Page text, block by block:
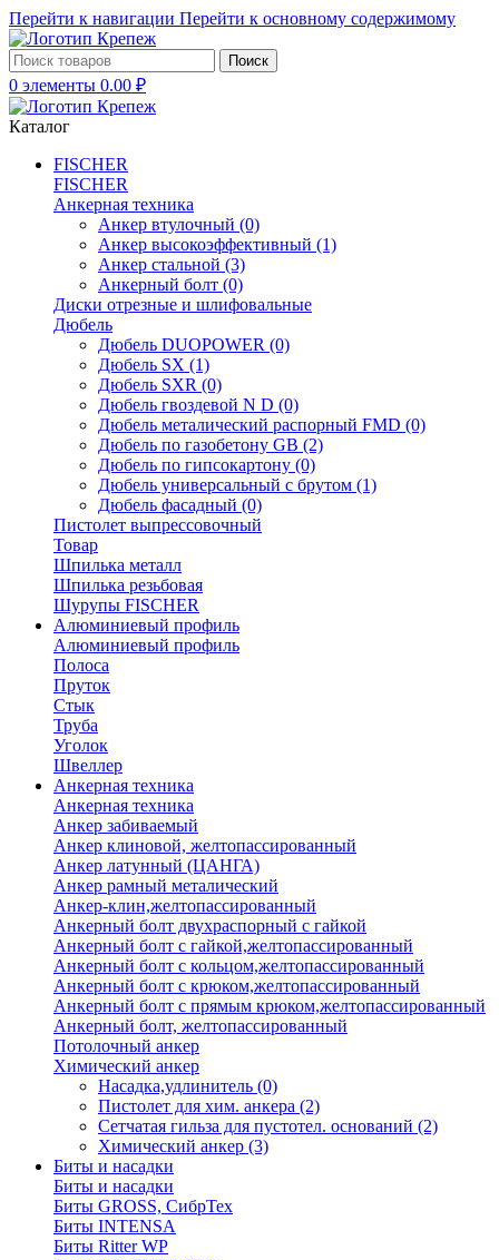
Перейти к навигации Перейти к основному содержимому
Поиск
0 элементы 0.00 ₽
Каталог
FISCHER
FISCHER
Анкерная техника
Анкер втулочный (0)
Анкер высокоэффективный (1)
Анкер стальной (3)
Анкерный болт (0)
Диски отрезные и шлифовальные
Дюбель
Дюбель DUOPOWER (0)
Дюбель SX (1)
Дюбель SXR (0)
Дюбель гвоздевой N D (0)
Дюбель металический распорный FMD (0)
Дюбель по газобетону GB (2)
Дюбель по гипсокартону (0)
Дюбель универсальный с брутом (1)
Дюбель фасадный (0)
Пистолет выпрессовочный
Товар
Шпилька металл
Шпилька резьбовая
Шурупы FISCHER
Алюминиевый профиль
Алюминиевый профиль
Полоса
Пруток
Стык
Труба
Уголок
Швеллер
Анкерная техника
Анкерная техника
Анкер забиваемый
Анкер клиновой, желтопассированный
Анкер латунный (ЦАНГА)
Анкер рамный металический
Анкер-клин,желтопассированный
Анкерный болт двухраспорный с гайкой
Анкерный болт с гайкой,желтопассированный
Анкерный болт с кольцом,желтопассированный
Анкерный болт с крюком,желтопассированный
Анкерный болт с прямым крюком,желтопассированный
Анкерный болт, желтопассированный
Потолочный анкер
Химический анкер
Насадка,удлинитель (0)
Пистолет для хим. анкера (2)
Сетчатая гильза для пустотел. оснований (2)
Химический анкер (3)
Биты и насадки
Биты и насадки
Биты GROSS, СибрТех
Биты INTENSA
Биты Ritter WP